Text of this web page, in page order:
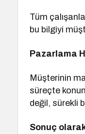
Tüm
bu bilgiyi
Pazarlama
Müşterinin
süreçte
değil, sürekli
Sonuç